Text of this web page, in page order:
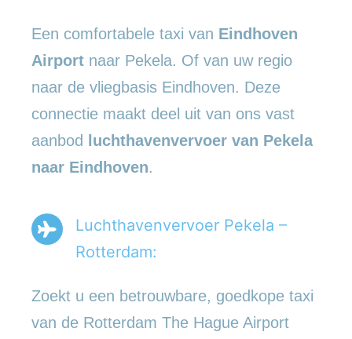
Een comfortabele taxi van Eindhoven
Airport naar Pekela. Of van uw regio
naar de vliegbasis Eindhoven. Deze
connectie maakt deel uit van ons vast
aanbod
luchthavenvervoer van Pekela
naar Eindhoven.
Luchthavenvervoer Pekela –
Rotterdam:
Zoekt u een betrouwbare, goedkope taxi
van de Rotterdam The Hague Airport